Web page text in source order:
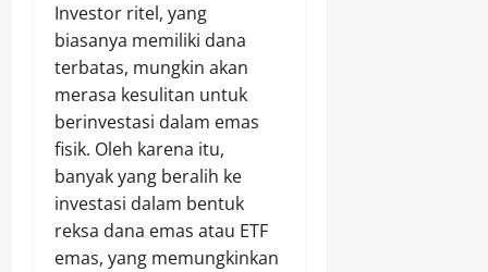
Investor ritel, yang
biasanya memiliki dana
terbatas, mungkin akan
merasa kesulitan untuk
berinvestasi dalam emas
fisik. Oleh karena itu,
banyak yang beralih ke
investasi dalam bentuk
reksa dana emas atau ETF
emas, yang memungkinkan